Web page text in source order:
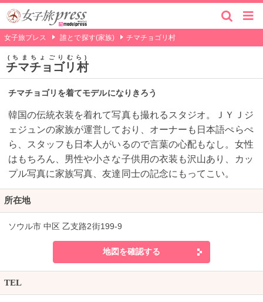
女子旅プレス 誰とで探す(家族) チマチョゴリ村
チマチョゴリ村
ちまちょごりむら
チマチョゴリを着てモデルになりきろう
韓国の伝統衣装を着れて写真も撮れるスタジオ。ＪＹＪジ
ェジュンの家族が運営しており、オーナーも日本語ぺらぺ
ら、スタッフも日本人がいるので言葉の心配もなし。女性
はもちろん、男性や小さな子供用の衣装も沢山あり、カッ
プル写真に家族写真、友達同士の記念にもってこい。
所在地
ソウル市 中区 乙支路2街199‐9
地図を確認する
TEL